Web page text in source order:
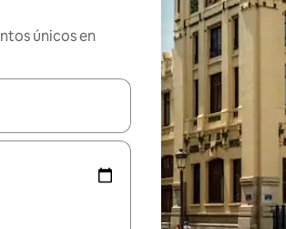
únicos en
navega con las teclas de flecha